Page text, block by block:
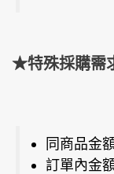
★特殊採購需
同商品金
訂單內金